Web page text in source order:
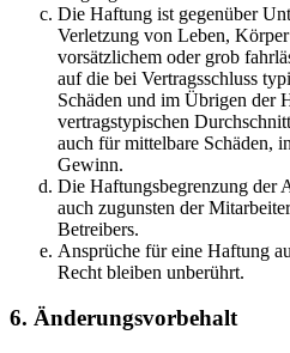
Die Haftung ist gegenüber
Verletzung von Leben,
vorsätzlichem oder grob
auf die bei Vertragsschluss
Schäden und im Übrigen der
vertragstypischen
auch für mittelbare Schäden,
Gewinn.
Die Haftungsbegrenzung der
auch zugunsten der
Betreibers.
Ansprüche für eine Haftung
Recht bleiben unberührt.
6. Änderungsvorbehalt